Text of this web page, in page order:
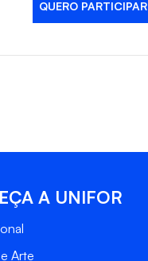
QUERO PARTICIPAR
A UNIFOR
Arte